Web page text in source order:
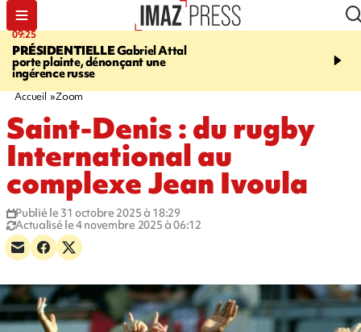
09:25
PRÉSIDENTIELLEGabriel Attal
porte plainte, dénonçant une
ingérence russe
11:43
accident après le virage
Accueil Zoom
Saint-Denis : du rugby
International au
complexe Jean Ivoula
Publié le 31 octobre 2025 à 18:29
Actualisé le 4 novembre 2025 à 06:12